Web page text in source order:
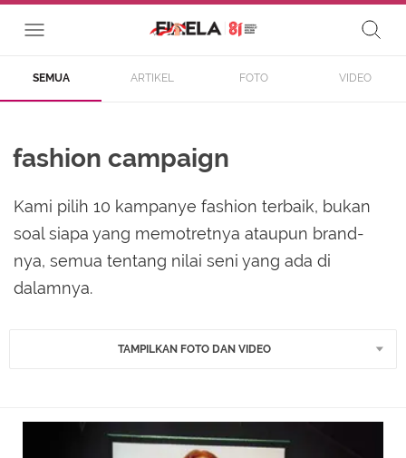
SEMUA ARTIKEL FOTO VIDEO
fashion campaign
Kami pilih 10 kampanye fashion terbaik, bukan
soal siapa yang memotretnya ataupun brand-
nya, semua tentang nilai seni yang ada di
dalamnya.
TAMPILKAN FOTO DAN VIDEO